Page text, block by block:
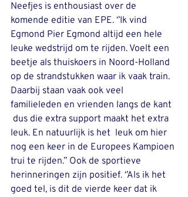
Neefjes is enthousiast over de
komende editie van EPE. ‘’Ik vind
Egmond Pier Egmond altijd een hele
leuke wedstrijd om te rijden. Voelt een
beetje als thuiskoers in Noord-Holland
op de strandstukken waar ik vaak train.
Daarbij staan vaak ook veel
familieleden en vrienden langs de kant
dus die extra support maakt het extra
leuk. En natuurlijk is het  leuk om hier
nog een keer in de Europees Kampioen
trui te rijden.’’ Ook de sportieve
herinneringen zijn positief. ‘’Als ik het
goed tel, is dit de vierde keer dat ik